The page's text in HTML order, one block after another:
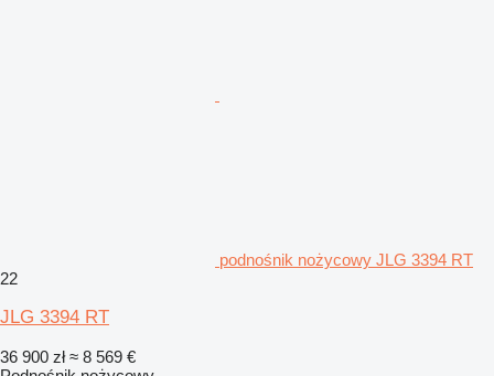
podnośnik nożycowy JLG 3394 RT
22
JLG 3394 RT
36 900 zł ≈ 8 569 €